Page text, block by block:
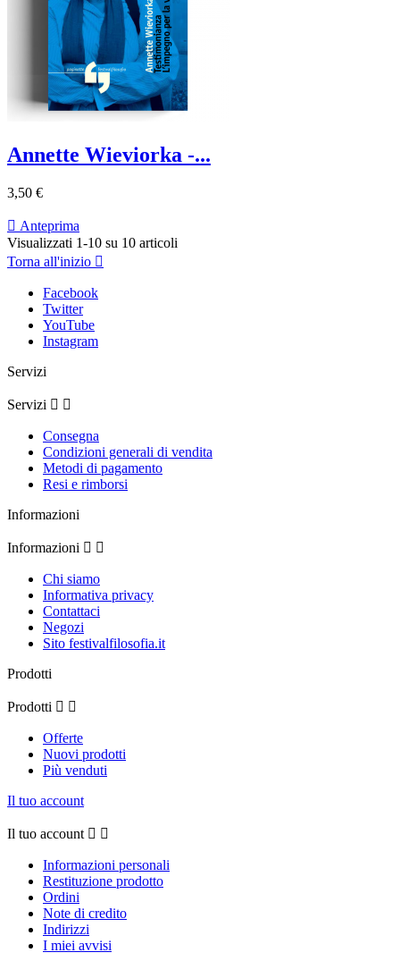
Annette Wieviorka -...
3,50 €
 Anteprima
Visualizzati 1-10 su 10 articoli
Torna all'inizio 
Facebook
Twitter
YouTube
Instagram
Servizi
Servizi  
Consegna
Condizioni generali di vendita
Metodi di pagamento
Resi e rimborsi
Informazioni
Informazioni  
Chi siamo
Informativa privacy
Contattaci
Negozi
Sito festivalfilosofia.it
Prodotti
Prodotti  
Offerte
Nuovi prodotti
Più venduti
Il tuo account
Il tuo account  
Informazioni personali
Restituzione prodotto
Ordini
Note di credito
Indirizzi
I miei avvisi